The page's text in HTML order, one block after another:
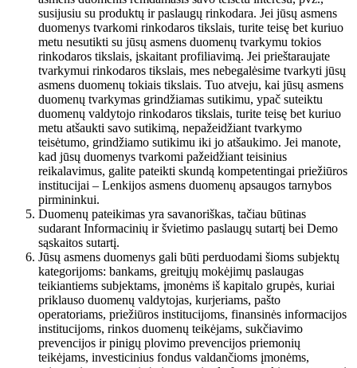
susijusiu su produktų ir paslaugų rinkodara. Jei jūsų asmens
duomenys tvarkomi rinkodaros tikslais, turite teisę bet kuriuo
metu nesutikti su jūsų asmens duomenų tvarkymu tokios
rinkodaros tikslais, įskaitant profiliavimą. Jei prieštaraujate
tvarkymui rinkodaros tikslais, mes nebegalėsime tvarkyti jūsų
asmens duomenų tokiais tikslais. Tuo atveju, kai jūsų asmens
duomenų tvarkymas grindžiamas sutikimu, ypač suteiktu
duomenų valdytojo rinkodaros tikslais, turite teisę bet kuriuo
metu atšaukti savo sutikimą, nepažeidžiant tvarkymo
teisėtumo, grindžiamo sutikimu iki jo atšaukimo. Jei manote,
kad jūsų duomenys tvarkomi pažeidžiant teisinius
reikalavimus, galite pateikti skundą kompetentingai priežiūros
institucijai – Lenkijos asmens duomenų apsaugos tarnybos
pirmininkui.
Duomenų pateikimas yra savanoriškas, tačiau būtinas
sudarant Informacinių ir švietimo paslaugų sutartį bei Demo
sąskaitos sutartį.
Jūsų asmens duomenys gali būti perduodami šioms subjektų
kategorijoms: bankams, greitųjų mokėjimų paslaugas
teikiantiems subjektams, įmonėms iš kapitalo grupės, kuriai
priklauso duomenų valdytojas, kurjeriams, pašto
operatoriams, priežiūros institucijoms, finansinės informacijos
institucijoms, rinkos duomenų teikėjams, sukčiavimo
prevencijos ir pinigų plovimo prevencijos priemonių
teikėjams, investicinius fondus valdančioms įmonėms,